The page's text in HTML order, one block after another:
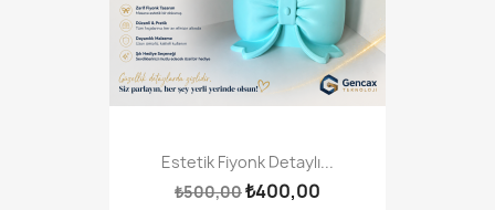
Estetik Fiyonk Detaylı...
₺500,00₺400,00